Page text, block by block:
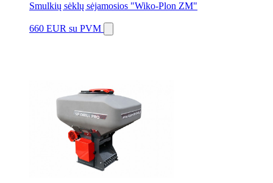
Smulkių sėklų sėjamosios "Wiko-Plon ZM"
660 EUR su PVM